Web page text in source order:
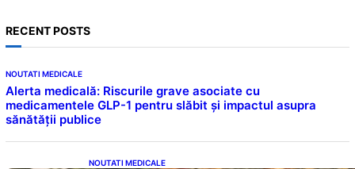
RECENT POSTS
NOUTATI MEDICALE
Alerta medicală: Riscurile grave asociate cu
medicamentele GLP-1 pentru slăbit și impactul asupra
sănătății publice
NOUTATI MEDICALE